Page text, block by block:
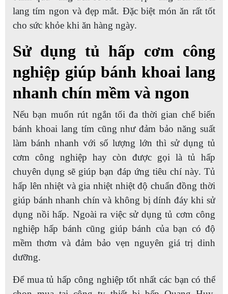
lang tím ngon và đẹp mắt. Đặc biệt món ăn rất tốt
cho sức khỏe khi ăn hàng ngày.
Sử dụng tủ hấp cơm công
nghiệp giúp bánh khoai lang
nhanh chín mềm và ngon
Nếu bạn muốn rút ngắn tối đa thời gian chế biến
bánh khoai lang tím cũng như đảm bảo năng suất
làm bánh nhanh với số lượng lớn thì sử dụng tủ
cơm công nghiệp hay còn được gọi là tủ hấp
chuyên dụng sẽ giúp bạn đáp ứng tiêu chí này. Tủ
hấp lên nhiệt và gia nhiệt nhiệt độ chuẩn đồng thời
giúp bánh nhanh chín và không bị dính đáy khi sử
dụng nồi hấp. Ngoài ra việc sử dụng tủ cơm công
nghiệp hấp bánh cũng giúp bánh của bạn có độ
mềm thơm và đảm bảo vẹn nguyên giá trị dinh
dưỡng.
Để mua tủ hấp công nghiệp tốt nhất các bạn có thể